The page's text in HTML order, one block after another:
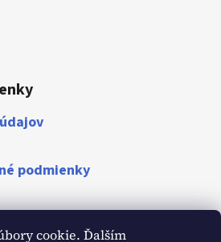
cookie. Ďalším
podmienky